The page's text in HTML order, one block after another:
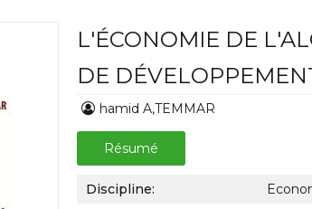
L'ÉCONOMIE DE
DE
hamid A,TEMMAR
Résumé
Discipline: